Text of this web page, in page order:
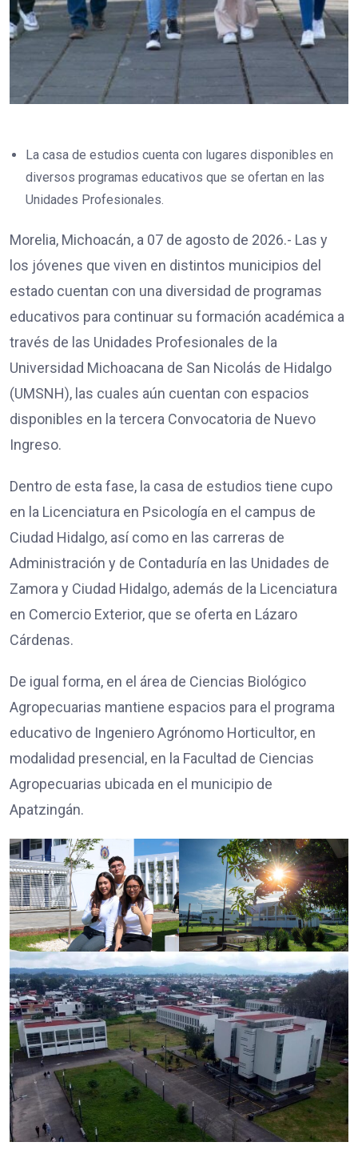
La casa de estudios cuenta con lugares disponibles en
diversos programas educativos que se ofertan en las
Unidades Profesionales.
Morelia, Michoacán, a 07 de agosto de 2026.- Las y
los jóvenes que viven en distintos municipios del
estado cuentan con una diversidad de programas
educativos para continuar su formación académica a
través de las Unidades Profesionales de la
Universidad Michoacana de San Nicolás de Hidalgo
(UMSNH), las cuales aún cuentan con espacios
disponibles en la tercera Convocatoria de Nuevo
Ingreso.
Dentro de esta fase, la casa de estudios tiene cupo
en la Licenciatura en Psicología en el campus de
Ciudad Hidalgo, así como en las carreras de
Administración y de Contaduría en las Unidades de
Zamora y Ciudad Hidalgo, además de la Licenciatura
en Comercio Exterior, que se oferta en Lázaro
Cárdenas.
De igual forma, en el área de Ciencias Biológico
Agropecuarias mantiene espacios para el programa
educativo de Ingeniero Agrónomo Horticultor, en
modalidad presencial, en la Facultad de Ciencias
Agropecuarias ubicada en el municipio de
Apatzingán.